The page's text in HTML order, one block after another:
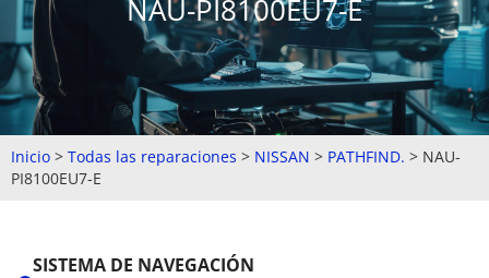
NAU-PI8100EU7-E
Inicio > Todas las reparaciones > NISSAN > PATHFIND. > NAU-
PI8100EU7-E
SISTEMA DE NAVEGACIÓN